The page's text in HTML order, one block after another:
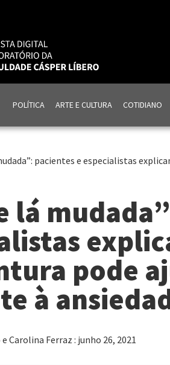
POLÍTICA ARTE E CULTURA COTIDIANO
pacientes e especialistas
lá
pode
à
Carolina Ferraz : junho 26, 2021